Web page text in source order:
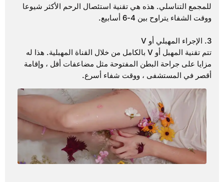
للمجمع التناسلي. هذه هي تقنية استئصال الرحم الأكثر شيوعا
ووقت الشفاء يتراوح بين 4-6 أسابيع.
3. الإجراء المهبلي أو V
تتم تقنية المهبل أو V بالكامل من خلال القناة المهبلية. هذا له
مزايا على جراحة البطن المفتوحة مثل مضاعفات أقل ، وإقامة
أقصر في المستشفى ، ووقت شفاء أسرع.